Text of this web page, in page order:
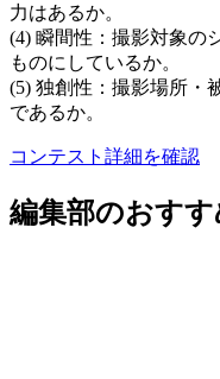
力はあるか。
(4) 瞬間性：撮影対象の
ものにしているか。
(5) 独創性：撮影場所・
であるか。
コンテスト詳細を確認
編集部のおすす